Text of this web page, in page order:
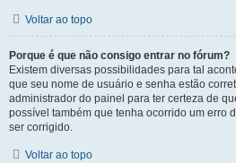
Voltar ao topo
Porque é que não consigo entrar no fórum?
Existem diversas possibilidades para tal
que seu nome de usuário e senha estão
administrador do painel para ter certeza de
possível também que tenha ocorrido um erro
ser corrigido.
Voltar ao topo